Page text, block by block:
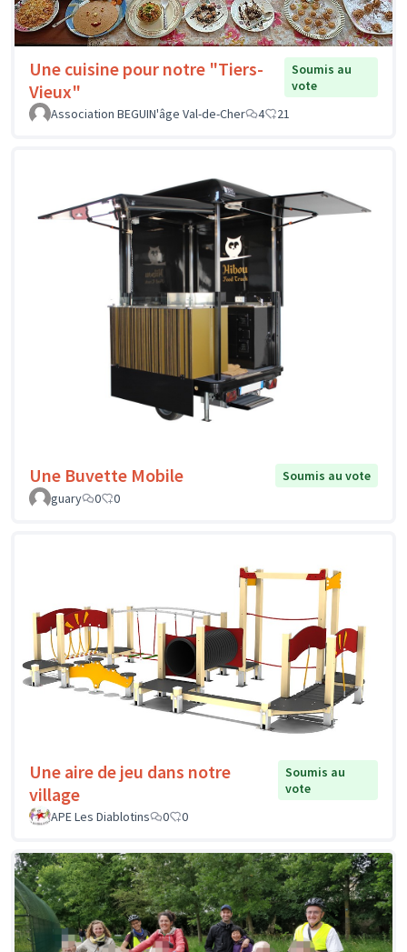
Une cuisine pour notre "Tiers-
Vieux"
Soumis au
vote
Association BEGUIN'âge Val-de-Cher
4 21
Une Buvette Mobile
Soumis au vote
guary
0 0
Une aire de jeu dans notre
village
Soumis au
vote
APE Les Diablotins
0 0